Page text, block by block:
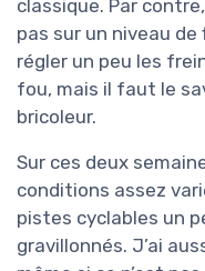
classique. Par
pas sur un niveau
régler un peu les
fou, mais il faut le
bricoleur.
Sur ces deux
conditions assez
pistes cyclables un
gravillonnés. J’ai